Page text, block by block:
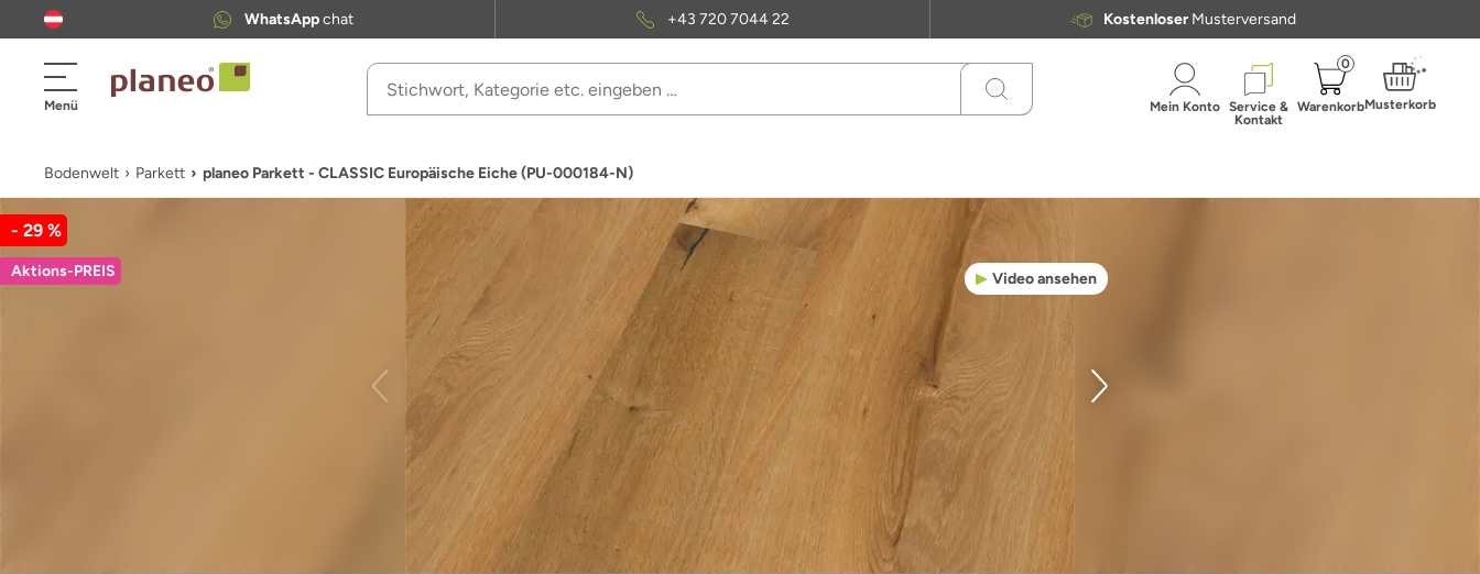
WhatsAppchat +43 720 7044 22 Kostenloser Musterversand
Menü Mein Konto Service &
Kontakt
0
WarenkorbMusterkorb
Bodenwelt Parkett planeo Parkett - CLASSIC Europäische Eiche (PU-000184-N)
Video ansehen
- 29 %
Aktions-PREIS